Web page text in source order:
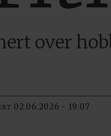
over
02.06.2026 - 19:07